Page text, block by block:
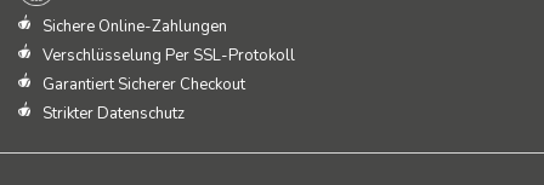
Sichere Online-Zahlungen
Verschlüsselung Per SSL-Protokoll
Garantiert Sicherer Checkout
Strikter Datenschutz